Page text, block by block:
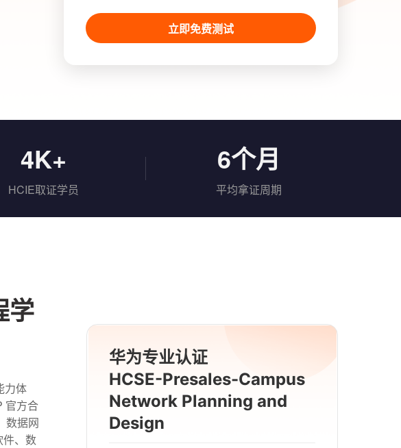
立即免费测试
4K+
HCIE取证学员
6个月
平均拿证周期
学
力体
官方合
数据网
件、数
华为专业认证
HCSE-Presales-Campus
Network Planning and
Design